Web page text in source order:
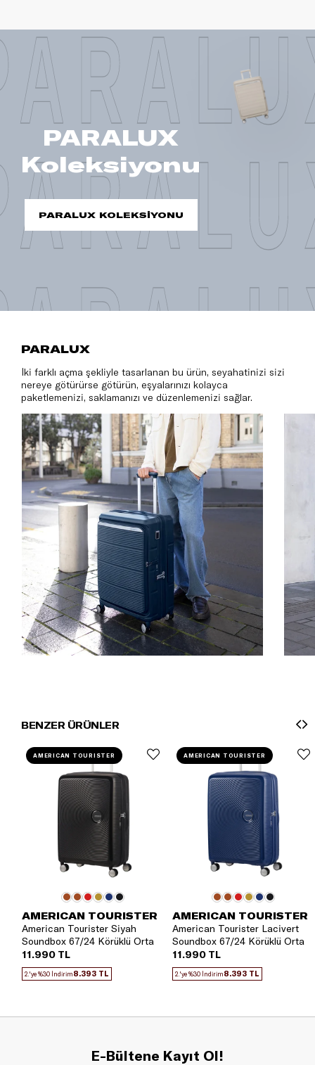
PARALUX
Koleksiyonu
PARALUX KOLEKSİYONU
PARALUX
İki farklı açma şekliyle tasarlanan bu ürün, seyahatinizi sizi
nereye götürürse götürün, eşyalarınızı kolayca
paketlemenizi, saklamanızı ve düzenlemenizi sağlar.
BENZER ÜRÜNLER
AMERICAN TOURISTER
American Tourister Siyah
Soundbox 67/24 Körüklü Orta
Boy Valiz
11.990 TL
2.'ye %30 İndirim8.393 TL
AMERICAN TOURISTER
AMERICAN TOURISTER
American Tourister Lacivert
Soundbox 67/24 Körüklü Orta
Boy Valiz
11.990 TL
2.'ye %30 İndirim8.393 TL
AMERICAN TOURISTER
E-Bültene Kayıt Ol!